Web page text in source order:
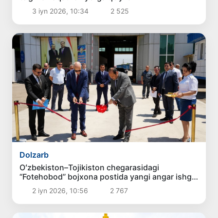
3 iyn 2026, 10:34 2 525
Dolzarb
Oʻzbekiston–Tojikiston chegarasidagi
“Fotehobod” bojxona postida yangi angar ishga
tushirildi
2 iyn 2026, 10:56 2 767